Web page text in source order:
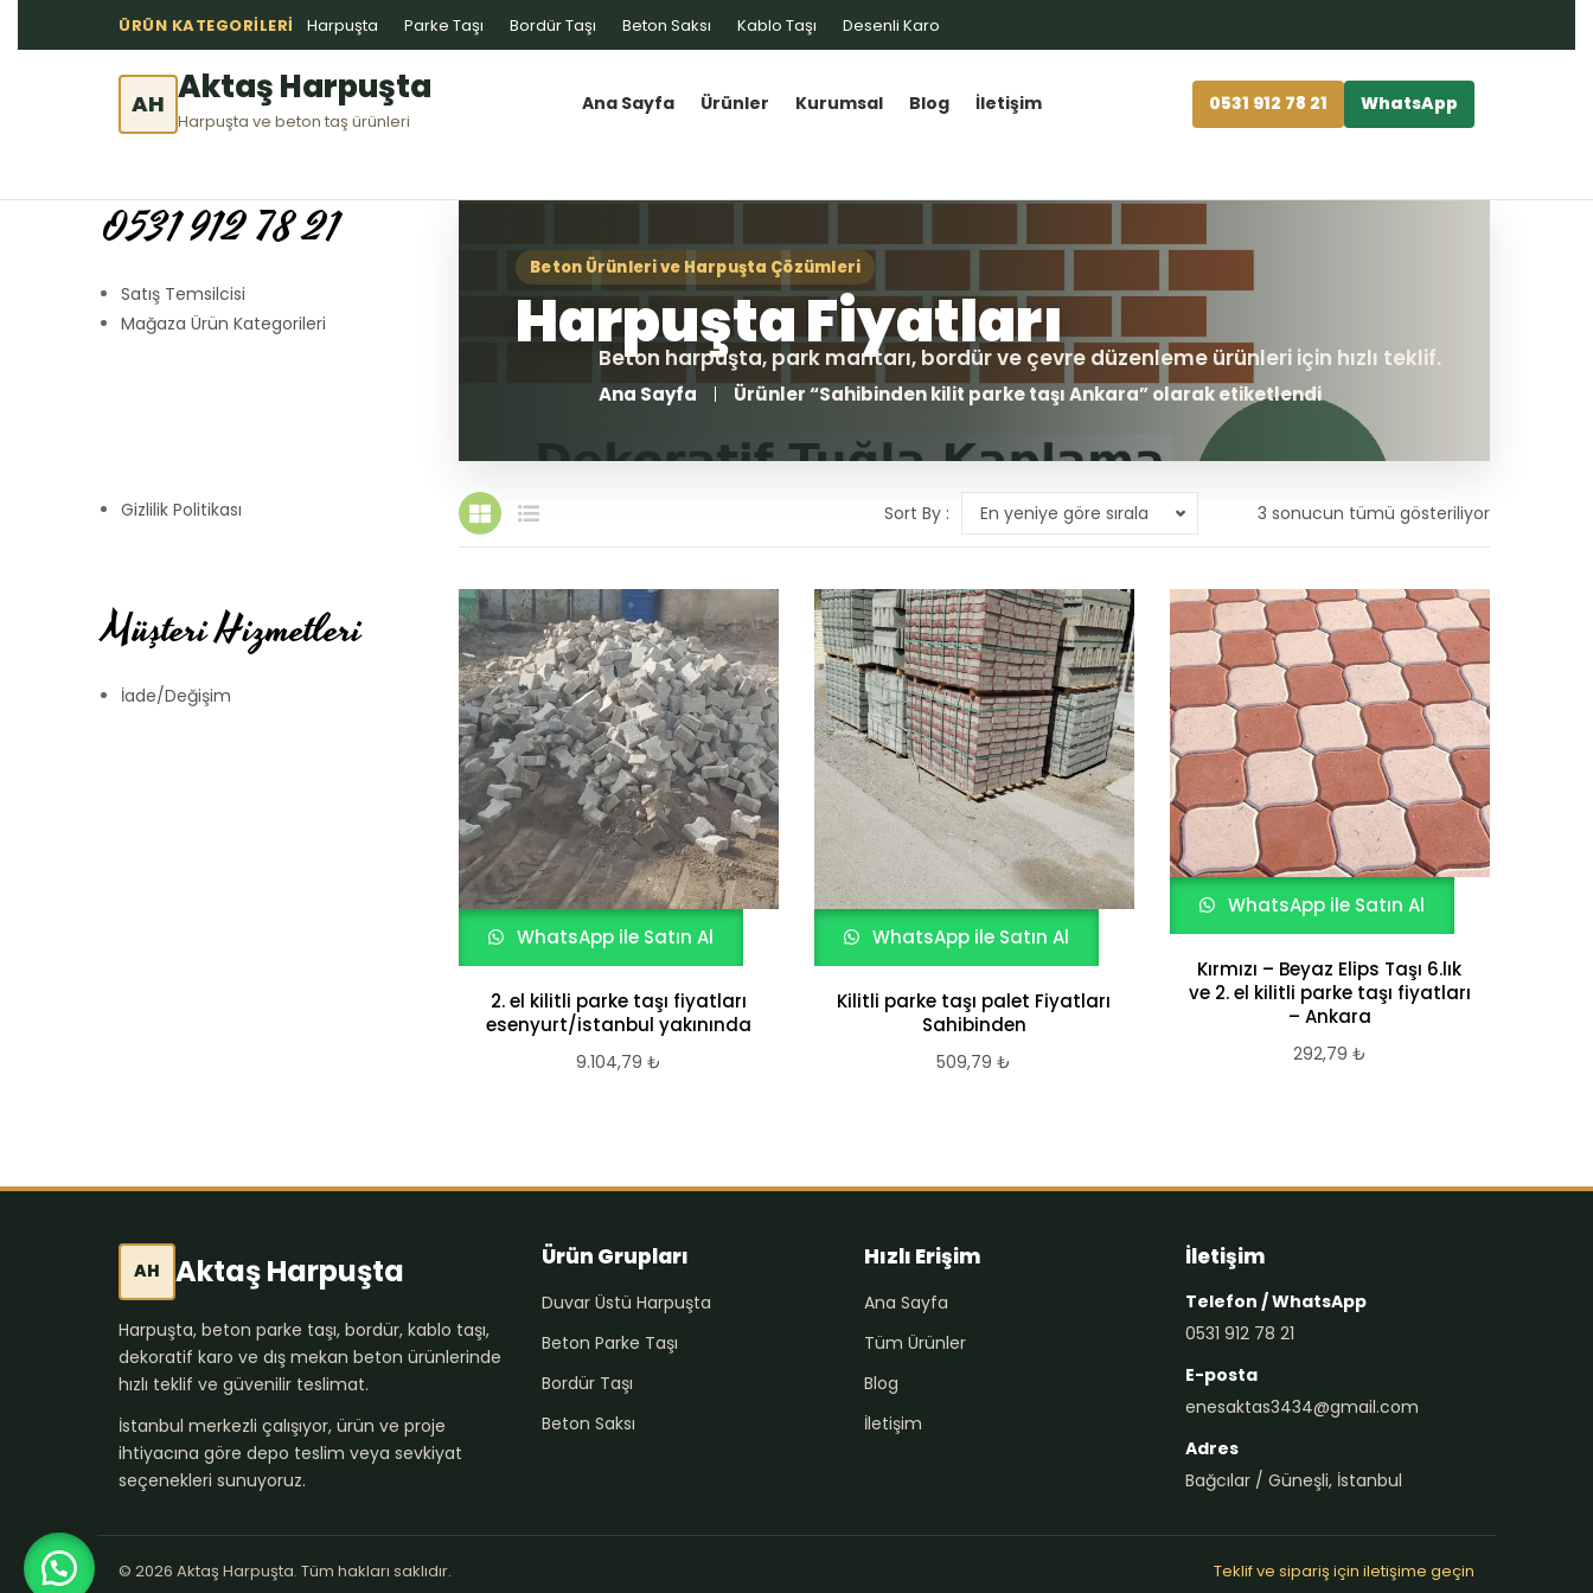
ÜRÜN KATEGORILERI Harpuşta Parke Taşı Bordür Taşı Beton Saksı Kablo Taşı Desenli Karo
AH Aktaş Harpuşta
Harpuşta ve beton taş ürünleri
Ana Sayfa Ürünler Kurumsal Blog İletişim 0531 912 78 21 WhatsApp
0531 912 78 21
Satış Temsilcisi
Mağaza Ürün Kategorileri
Gizlilik Politikası
Müşteri Hizmetleri
İade/Değişim
Ana Sayfa Ürünler “Sahibinden kilit parke taşı Ankara” olarak etiketlendi
3 sonucun tümü gösteriliyor
Sort By : En yeniye göre sırala
WhatsApp ile Satın Al
2. el kilitli parke taşı fiyatları
esenyurt/istanbul yakınında
9.104,79 ₺
WhatsApp ile Satın Al
Kilitli parke taşı palet Fiyatları
Sahibinden
509,79₺
WhatsApp ile Satın Al
Kırmızı – Beyaz Elips Taşı 6.lık
ve 2. el kilitli parke taşı fiyatları
– Ankara
292,79 ₺
AH Aktaş Harpuşta
Harpuşta, beton parke taşı, bordür, kablo taşı,
dekoratif karo ve dış mekan beton ürünlerinde
hızlı teklif ve güvenilir teslimat.
İstanbul merkezli çalışıyor, ürün ve proje
ihtiyacına göre depo teslim veya sevkiyat
seçenekleri sunuyoruz.
Ürün Grupları
Duvar Üstü Harpuşta
Beton Parke Taşı
Bordür Taşı
Beton Saksı
Hızlı Erişim
Ana Sayfa
Tüm Ürünler
Blog
İletişim
İletişim
Telefon / WhatsApp
0531 912 78 21
E-posta
enesaktas3434@gmail.com
Adres
Bağcılar / Güneşli, İstanbul
© 2026 Aktaş Harpuşta. Tüm hakları saklıdır. Teklif ve sipariş için iletişime geçin